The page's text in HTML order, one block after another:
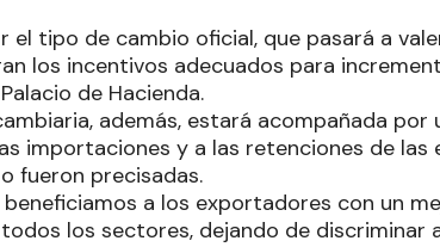
el tipo de cambio oficial, que pasará a
los incentivos adecuados para
de Hacienda.
además, estará acompañada
importaciones y a las retenciones de
fueron precisadas.
beneficiamos a los exportadores con un
los sectores, dejando de discriminar